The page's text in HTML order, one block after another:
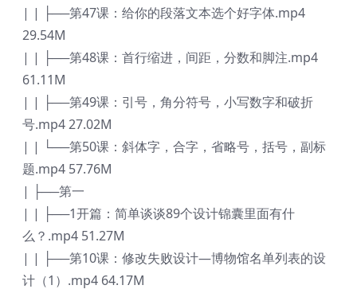
| | ├──第47课：给你的段落文本选个好字体.mp4
29.54M
| | ├──第48课：首行缩进，间距，分数和脚注.mp4
61.11M
| | ├──第49课：引号，角分符号，小写数字和破折
号.mp4 27.02M
| | └──第50课：斜体字，合字，省略号，括号，副标
题.mp4 57.76M
| ├──第一
| | ├──1开篇：简单谈谈89个设计锦囊里面有什
么？.mp4 51.27M
| | ├──第10课：修改失败设计—博物馆名单列表的设
计（1）.mp4 64.17M